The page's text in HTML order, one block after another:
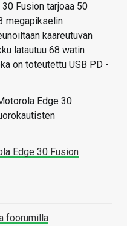
Fusion tarjoaa 50
megapikselin
kaareutuvan
latautuu 68 watin
on toteutettu USB PD -
Edge 30
Edge 30 Fusion
foorumilla